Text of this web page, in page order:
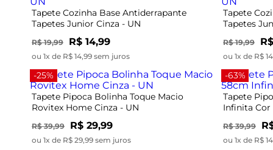
Tapete Cozinha Base Antiderrapante
Tapetes Junior Cinza - UN
R$ 19,99 R$ 14,99
ou 1x de R$ 14,99 sem juros
Tapete
Tapetes
R$ 19,99
ou 1x de R$
-25%
Tapete Pipoca Bolinha Toque Macio
Rovitex Home Cinza - UN
R$ 39,99 R$ 29,99
ou 1x de R$ 29,99 sem juros
-63%
Tapete
Infinita Cor
R$ 39,99
ou 1x de R$